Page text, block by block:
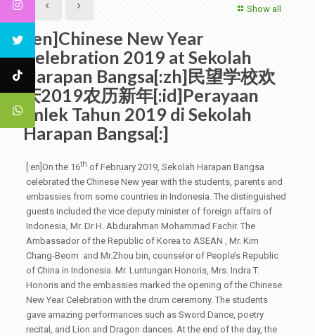
Show all
[:en]Chinese New Year
Celebration 2019 at Sekolah
Harapan Bangsa[:zh]民望学校欢
庆2019农历新年[:id]Perayaan
Imlek Tahun 2019 di Sekolah
Harapan Bangsa[:]
[:en]On the 16th of February 2019, Sekolah Harapan Bangsa
celebrated the Chinese New year with the students, parents and
embassies from some countries in Indonesia. The distinguished
guests included the vice deputy minister of foreign affairs of
Indonesia, Mr. Dr H. Abdurahman Mohammad Fachir. The
Ambassador of the Republic of Korea to ASEAN , Mr. Kim
Chang-Beom and Mr.Zhou bin, counselor of People’s Republic
of China in Indonesia. Mr. Luntungan Honoris, Mrs. Indra T.
Honoris and the embassies marked the opening of the Chinese
New Year Celebration with the drum ceremony. The students
gave amazing performances such as Sword Dance, poetry
recital, and Lion and Dragon dances. At the end of the day, the